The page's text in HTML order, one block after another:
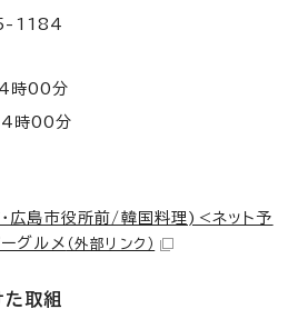
1184
時00分
時00分
広島市役所前/韓国料理)<ネット予
グルメ （外部リンク）
取組